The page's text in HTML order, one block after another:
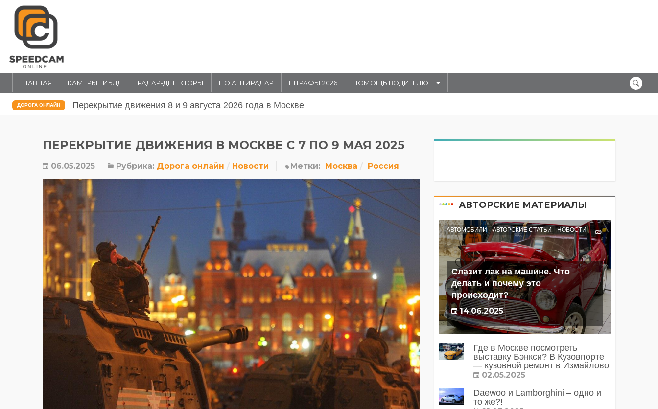
ГЛАВНАЯ КАМЕРЫ ГИБДД РАДАР-ДЕТЕКТОРЫ ПО АНТИРАДАР ШТРАФЫ 2026 ПОМОЩЬ ВОДИТЕЛЮ
ДОРОГА ОНЛАЙН Перекрытие движения 31 июля и 1 августа 20026 года в Москве
ПЕРЕКРЫТИЕ ДВИЖЕНИЯ В МОСКВЕ С 7 ПО 9 МАЯ 2025
06.05.2025 Рубрика: Дорога онлайн Новости Метки: Москва Россия
АВТОРСКИЕ МАТЕРИАЛЫ
АВТОМОБИЛИ АВТОРСКИЕ СТАТЬИ НОВОСТИ
Слазит лак на машине. Что
делать и почему это
происходит?
14.06.2025
Где в Москве посмотреть
выставку Бэнкси? В Кузовпорте
— кузовной ремонт в Измайлово
02.05.2025
Daewoo и Lamborghini – одно и
то же?!